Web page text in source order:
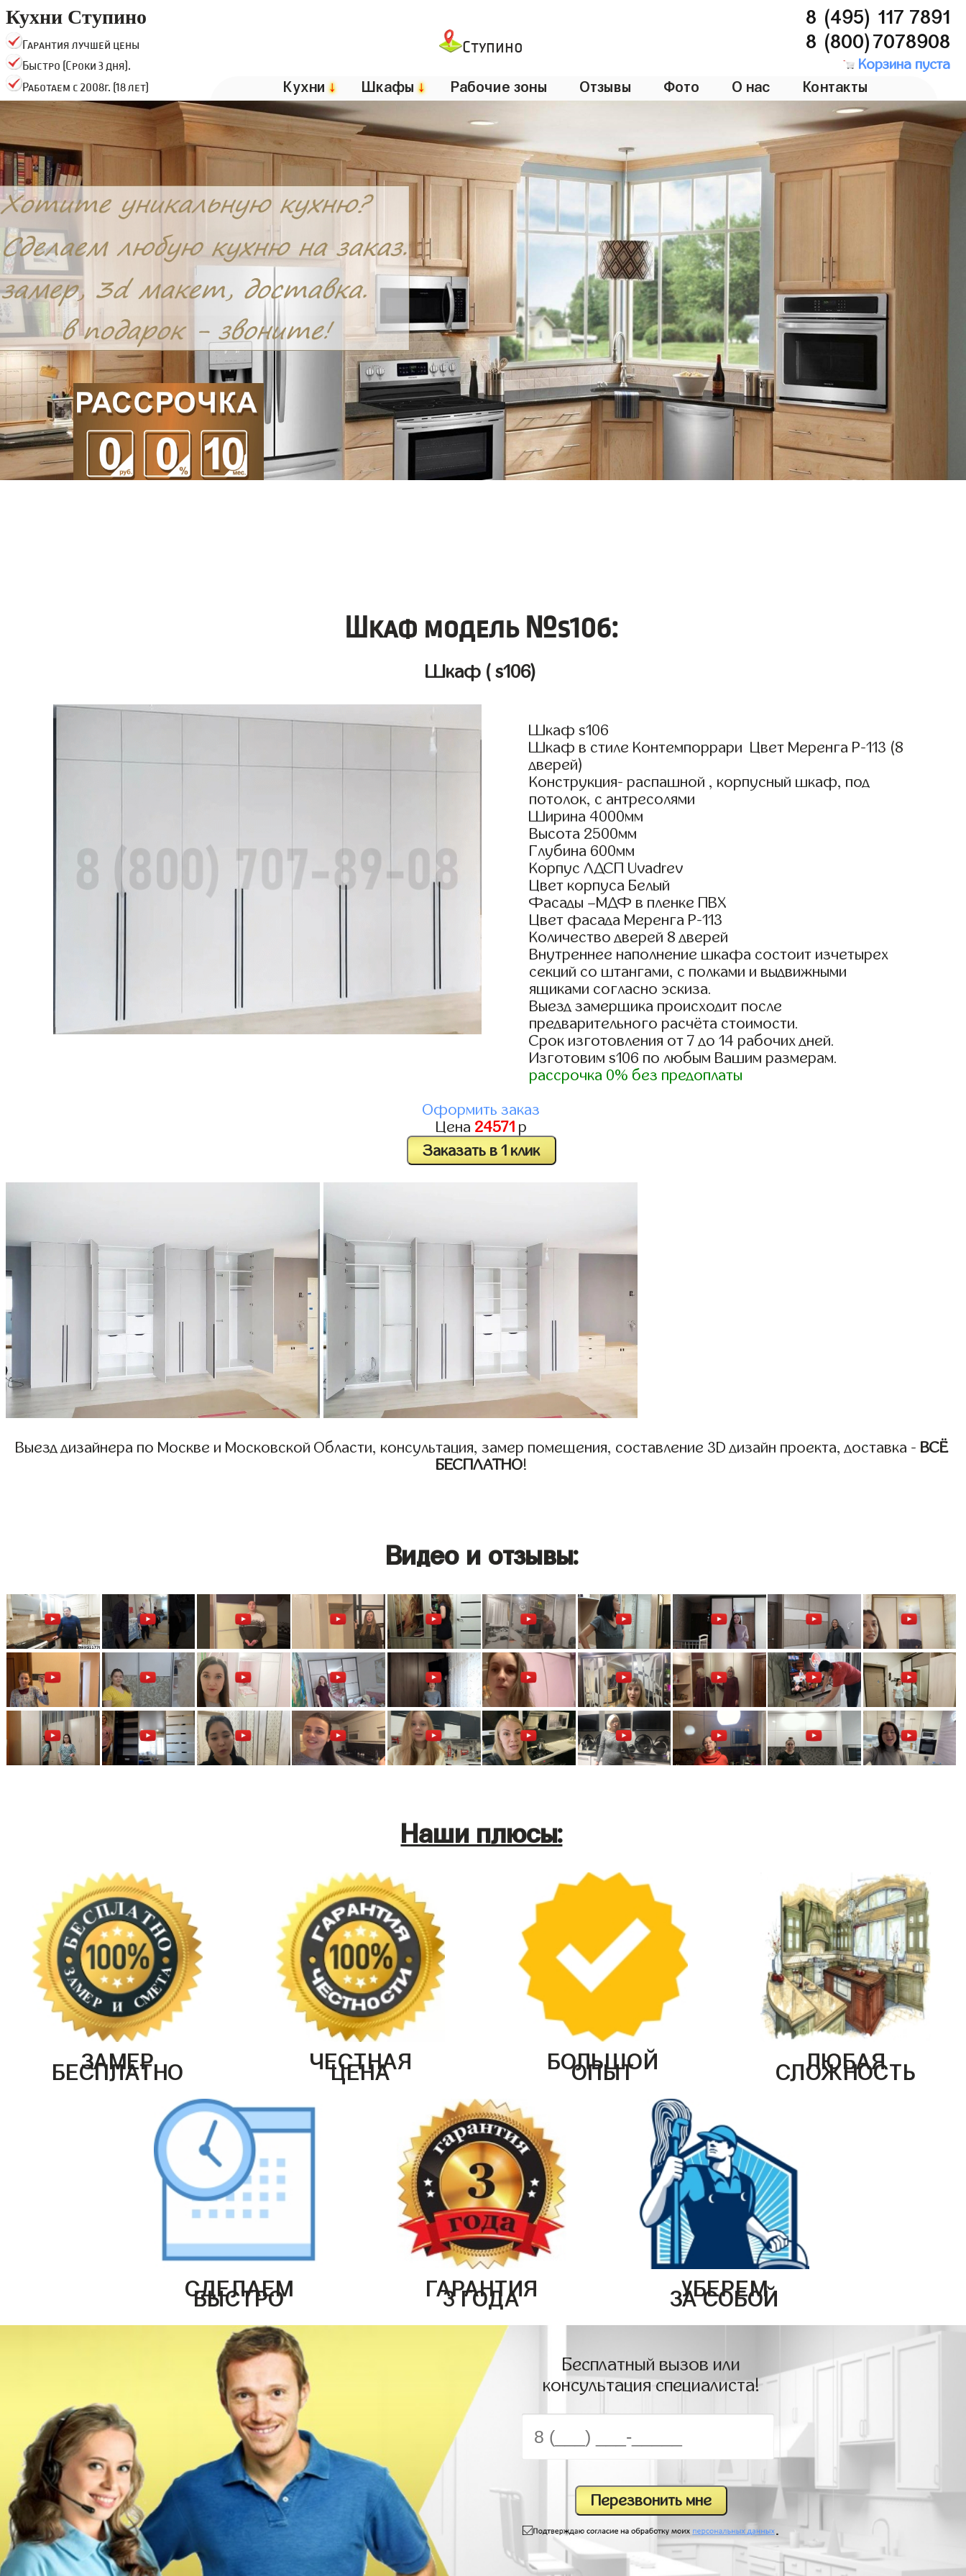
Кухни Ступино
Гарантия лучшей цены
Быстро (Сроки 3 дня).
Работаем с 2008г. (18 лет)
Ступино
8 (495) 117 7891
8 (800)7078908
Корзина пуста
Кухни↓ Шкафы↓ Рабочие зоны Отзывы Фото О нас Контакты
Шкаф модель №s106:
Шкаф ( s106)
Шкаф s106
Шкаф в стиле Контемпоррари Цвет Меренга Р-113 (8
дверей)
Конструкция- распашной , корпусный шкаф, под
потолок, с антресолями
Ширина 4000мм
Высота 2500мм
Глубина 600мм
Корпус ЛДСП Uvadrev
Цвет корпуса Белый
Фасады –МДФ в пленке ПВХ
Цвет фасада Меренга Р-113
Количество дверей 8 дверей
Внутреннее наполнение шкафа состоит изчетырех
секций со штангами, с полками и выдвижными
ящиками согласно эскиза.
Выезд замерщика происходит после
предварительного расчёта стоимости.
Срок изготовления от 7 до 14 рабочих дней.
Изготовим s106 по любым Вашим размерам.
рассрочка 0% без предоплаты
Оформить заказ
Цена 24571 р
Заказать в 1 клик
Выезд дизайнера по Москве и Московской Области, консультация, замер помещения, составление 3D дизайн проекта, доставка - ВСЁ
БЕСПЛАТНО!
Видео и отзывы:
Наши плюсы:
ЗАМЕР
БЕСПЛАТНО ЧЕСТНАЯ
ЦЕНА БОЛЬШОЙ
ОПЫТ ЛЮБАЯ
СЛОЖНОСТЬ
СДЕЛАЕМ
БЫСТРО ГАРАНТИЯ
3 ГОДА УБЕРЕМ
ЗА СОБОЙ
Бесплатный вызов или
консультация специалиста!
.